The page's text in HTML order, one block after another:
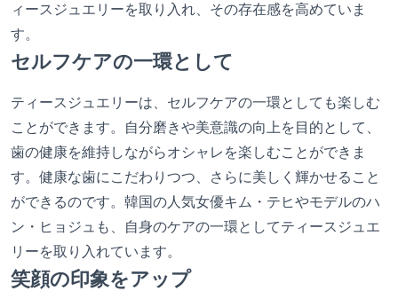
ィースジュエリーを取り入れ、その存在感を高めていま
す。
セルフケアの一環として
ティースジュエリーは、セルフケアの一環としても楽しむ
ことができます。自分磨きや美意識の向上を目的として、
歯の健康を維持しながらオシャレを楽しむことができま
す。健康な歯にこだわりつつ、さらに美しく輝かせること
ができるのです。韓国の人気女優キム・テヒやモデルのハ
ン・ヒョジュも、自身のケアの一環としてティースジュエ
リーを取り入れています。
笑顔の印象をアップ